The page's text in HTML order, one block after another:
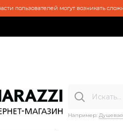
пользователей могут возникать
Например: